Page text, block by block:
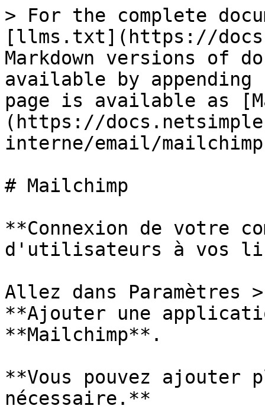
> For the complete
[llms.txt](https://
Markdown versions of
available by
page is available as
(https://
interne/email/
# Mailchimp
**Connexion de votre
d'utilisateurs à vos
Allez dans Paramètres
**Ajouter une
**Mailchimp**.
**Vous pouvez
nécessaire.**